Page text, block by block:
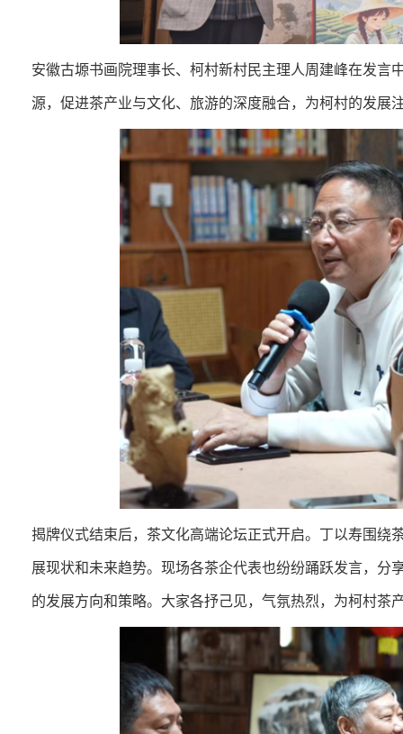
安徽古塬书画院理事长、柯村新村民主理人周建峰在发言
源，促进茶产业与文化、旅游的深度融合，为柯村的发展
揭牌仪式结束后，茶文化高端论坛正式开启。丁以寿围绕
展现状和未来趋势。现场各茶企代表也纷纷踊跃发言，分
的发展方向和策略。大家各抒己见，气氛热烈，为柯村茶